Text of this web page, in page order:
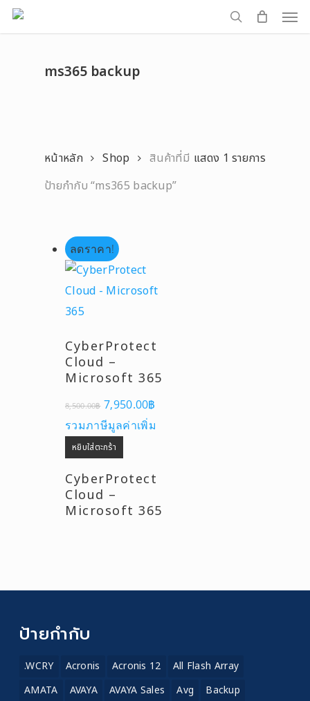
Skip
to
search
ms365 backup
แสดง 1 รายการ
หน้าหลัก Shop
สินค้าที่มี
ป้ายกำกับ “ms365 backup”
ลดราคา!
CyberProtect
Cloud –
Microsoft 365
8,500.00฿ Original
price
was:
8,500.00฿.
7,950.00฿
is:
7,950.00฿.
รวมภาษีมูลค่าเพิ่ม
หยิบใส่ตะกร้า
CyberProtect
Cloud –
Microsoft 365
ป้ายกำกับ
.WCRY Acronis Acronis 12
All Flash Array
AMATA
AVAYA AVAYA Sales Avg
Backup